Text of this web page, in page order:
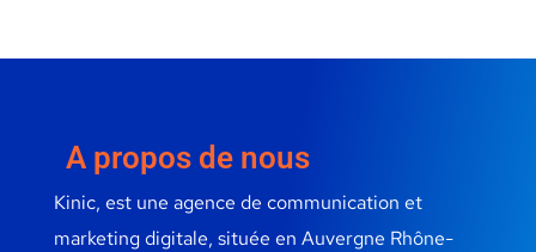
A propos de nous
Kinic, est une agence de communication et
marketing digitale, située en Auvergne Rhône-